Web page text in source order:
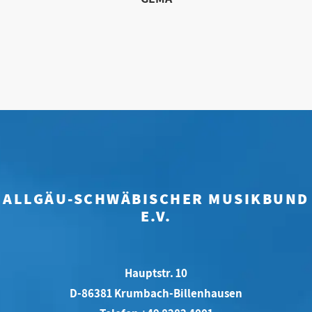
ALLGÄU-SCHWÄBISCHER MUSIKBUND
E.V.
Hauptstr. 10
D-86381 Krumbach-Billenhausen